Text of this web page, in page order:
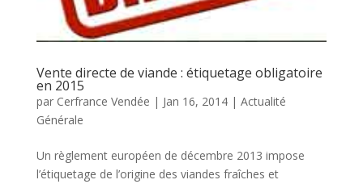
Vente directe de viande : étiquetage obligatoire
en 2015
par Cerfrance Vendée | Jan 16, 2014| Actualité
Générale
Un règlement européen de décembre 2013 impose
l’étiquetage de l’origine des viandes fraîches et